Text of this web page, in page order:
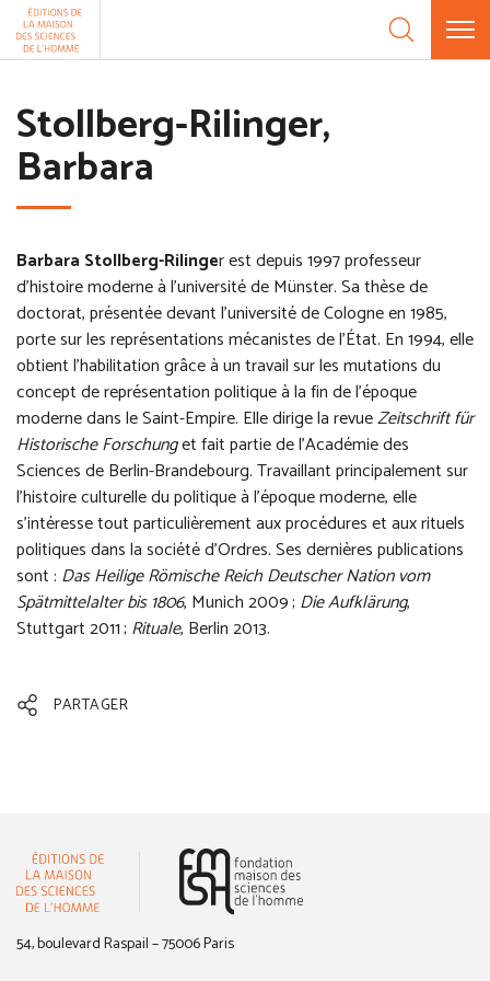
Aller au contenu
Stollberg-Rilinger,
Barbara
Barbara Stollberg-Rilinger est depuis 1997 professeur
d'histoire moderne à l’université de Münster. Sa thèse de
doctorat, présentée devant l’université de Cologne en 1985,
porte sur les représentations mécanistes de l’État. En 1994, elle
obtient l’habilitation grâce à un travail sur les mutations du
concept de représentation politique à la fin de l’époque
moderne dans le Saint-Empire. Elle dirige la revueZeitschrift für
Historische Forschunget fait partie de l’Académie des
Sciences de Berlin-Brandebourg. Travaillant principalement sur
l’histoire culturelle du politique à l’époque moderne, elle
s’intéresse tout particulièrement aux procédures et aux rituels
politiques dans la société d’Ordres. Ses dernières publications
sont : Das Heilige Römische Reich Deutscher Nation vom
Spätmittelalter bis 1806, Munich 2009 ; Die Aufklärung,
Stuttgart 2011 ; Rituale, Berlin 2013.
PARTAGER
54, boulevard Raspail – 75006 Paris
Panneau de gestion des cookies